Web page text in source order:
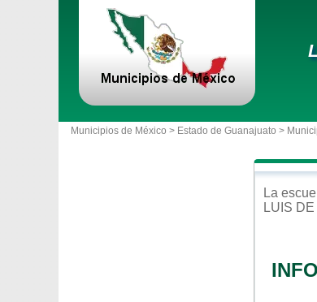
Municipios de México > Estado de Guanajuato >
La
LUIS